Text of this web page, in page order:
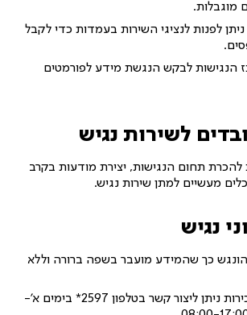
מוגבלות.
לפנות לנציגי השירות בעמדות כדי לקבל
הנגישות לבקש הנגשת מידע לפורמטים
לשירות נגיש
להכרת תחום הנגישות, יצירת מודעות בקרב
מעשיים למתן שירות נגיש.
נגיש
כך שהמידע מועבר בשפה ברורה וללא
עם מוקדי המכירות ניתן ליצור קשר בטלפון 2597* בימים א’-